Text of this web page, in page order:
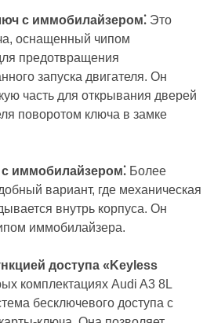
с иммобилайзером⁚ Это
оснащенный чипом
предотвращения
запуска двигателя. Он
часть для открывания дверей
поворотом ключа в замке
иммобилайзером⁚ Более
вариант, где механическая
внутрь корпуса. Он
иммобилайзера.
доступа «Keyless
комплектациях Audi A3 8L
бесключевого доступа с